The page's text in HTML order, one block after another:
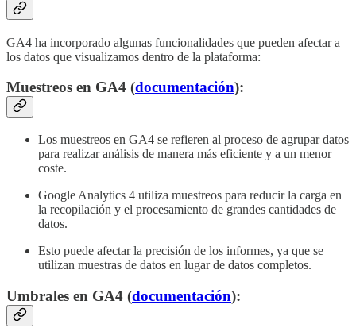
GA4 ha incorporado algunas funcionalidades que pueden afectar a
los datos que visualizamos dentro de la plataforma:
Muestreos en GA4 (documentación):
Los muestreos en GA4 se refieren al proceso de agrupar datos
para realizar análisis de manera más eficiente y a un menor
coste.
Google Analytics 4 utiliza muestreos para reducir la carga en
la recopilación y el procesamiento de grandes cantidades de
datos.
Esto puede afectar la precisión de los informes, ya que se
utilizan muestras de datos en lugar de datos completos.
Umbrales en GA4 (documentación):